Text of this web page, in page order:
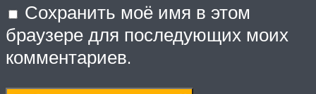
Сохранить моё имя в этом
браузере для последующих моих
комментариев.